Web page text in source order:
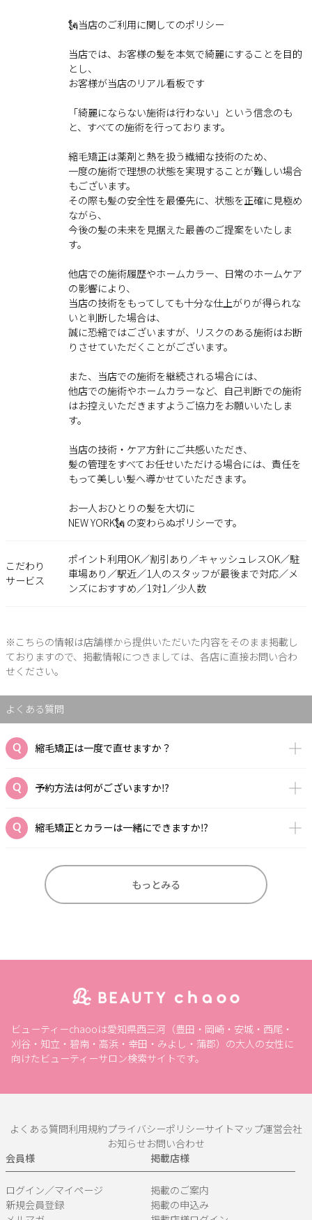
🗽当店のご利用に関してのポリシー
当店では、お客様の髪を本気で綺麗にすることを目的
とし、
お客様が当店のリアル看板です
「綺麗にならない施術は行わない」という信念のも
と、すべての施術を行っております。
縮毛矯正は薬剤と熱を扱う繊細な技術のため、
一度の施術で理想の状態を実現することが難しい場合
もございます。
その際も髪の安全性を最優先に、状態を正確に見極め
ながら、
今後の髪の未来を見据えた最善のご提案をいたしま
す。
他店での施術履歴やホームカラー、日常のホームケア
の影響により、
当店の技術をもってしても十分な仕上がりが得られな
いと判断した場合は、
誠に恐縮ではございますが、リスクのある施術はお断
りさせていただくことがございます。
また、当店での施術を継続される場合には、
他店での施術やホームカラーなど、自己判断での施術
はお控えいただきますようご協力をお願いいたしま
す。
当店の技術・ケア方針にご共感いただき、
髪の管理をすべてお任せいただける場合には、責任を
もって美しい髪へ導かせていただきます。
お一人おひとりの髪を大切に――
NEW YORK🗽 の変わらぬポリシーです。
こだわり
サービス
ポイント利用OK／割引あり／キャッシュレスOK／駐
車場あり／駅近／1人のスタッフが最後まで対応／メ
ンズにおすすめ／1対1／少人数
※こちらの情報は店舗様から提供いただいた内容をそのまま掲載し
ておりますので、掲載情報につきましては、各店に直接お問い合わ
せください。
よくある質問
縮毛矯正は一度で直せますか？
予約方法は何がございますか⁉️
縮毛矯正とカラーは一緒にできますか⁉️
もっとみる
ビューティーchaooは愛知県西三河（豊田・岡崎・安城・西尾・
刈谷・知立・碧南・高浜・幸田・みよし・蒲郡）の大人の女性に
向けたビューティーサロン検索サイトです。
よくある質問利用規約プライバシーポリシーサイトマップ運営会社
お知らせお問い合わせ
会員様
ログイン／マイページ
新規会員登録
掲載店様
掲載のご案内
掲載の申込み